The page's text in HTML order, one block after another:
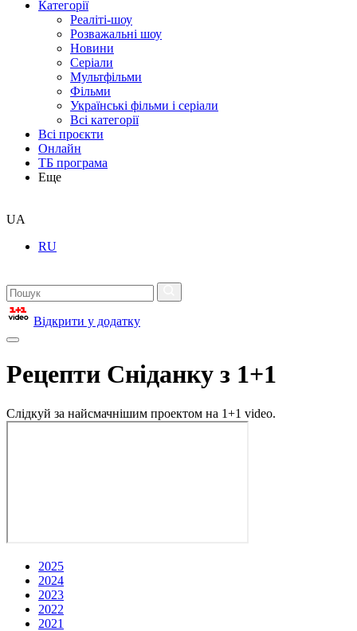
Категорії
Реаліті-шоу
Розважальні шоу
Новини
Серіали
Мультфільми
Фільми
Українські фільми і серіали
Всі категорії
Всі проєкти
Онлайн
ТБ програма
Еще
UA
RU
Відкрити у додатку
Рецепти Сніданку з 1+1
Слідкуй за найсмачнішим проектом на 1+1 video.
2025
2024
2023
2022
2021